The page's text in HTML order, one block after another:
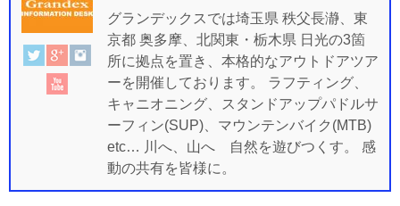
グランデックスでは埼玉県 秩父長瀞、東
京都 奥多摩、北関東・栃木県 日光の3箇
所に拠点を置き、本格的なアウトドアツア
ーを開催しております。 ラフティング、
キャニオニング、スタンドアップパドルサ
ーフィン(SUP)、マウンテンバイク(MTB)
etc… 川へ、山へ 自然を遊びつくす。 感
動の共有を皆様に。